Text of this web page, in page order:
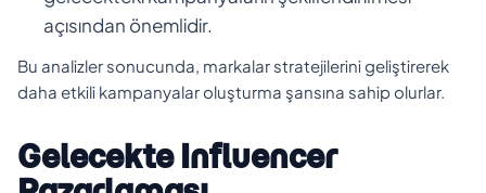
açısından önemlidir.
Bu analizler sonucunda, markalar stratejilerini geliştirerek
daha etkili kampanyalar oluşturma şansına sahip olurlar.
Gelecekte Influencer